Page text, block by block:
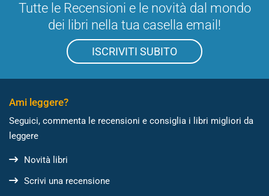
Tutte le Recensioni e le novità dal mondo
dei libri nella tua casella email!
ISCRIVITI SUBITO
Ami leggere?
Seguici, commenta le recensioni e consiglia i libri migliori da
leggere
Novità libri
Scrivi una recensione